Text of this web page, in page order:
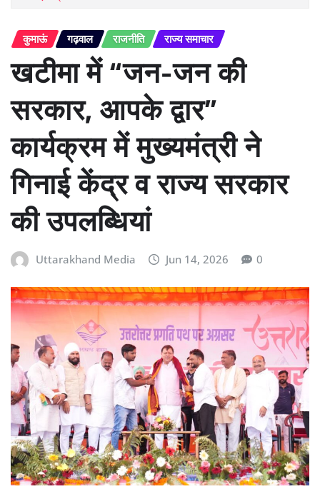
कुमाऊं गढ़वाल राजनीति राज्य समाचार
खटीमा में “जन-जन की
सरकार, आपके द्वार”
कार्यक्रम में मुख्यमंत्री ने
गिनाई केंद्र व राज्य सरकार
की उपलब्धियां
Uttarakhand Media Jun 14, 2026 0